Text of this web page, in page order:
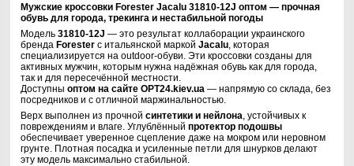
Мужские кроссовки Forester Jacalu 31810-12J оптом — прочная
обувь для города, трекинга и нестабильной погоды
Модель31810-12J — это результат коллаборации украинского
брендаForester с итальянской маркойJacalu, которая
специализируется на outdoor-обуви. Эти кроссовки созданы для
активных мужчин, которым нужна надёжная обувь как для города,
так и для пересечённой местности.
Доступныоптом на сайте OPT24.kiev.ua — напрямую со склада, без
посредников и с отличной маржинальностью.
Верх выполнен из прочнойсинтетики и нейлона, устойчивых к
повреждениям и влаге. Углублённыйпротектор подошвы
обеспечивает уверенное сцепление даже на мокром или неровном
грунте. Плотная посадка и усиленные петли для шнурков делают
эту модель максимально стабильной.